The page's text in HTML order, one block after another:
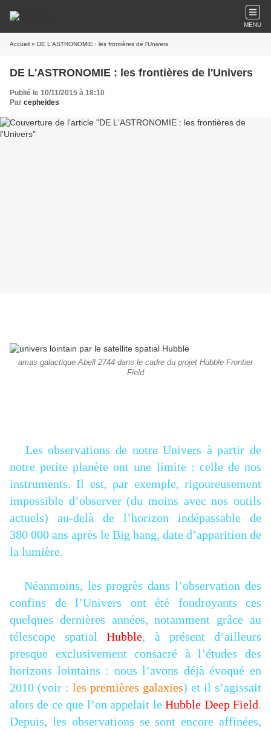
MENU
Accueil » DE L'ASTRONOMIE : les frontières de l'Univers
DE L'ASTRONOMIE : les frontières de l'Univers
Publié le 10/11/2015 à 18:10
Par cepheides
amas galactique Abell 2744 dans le cadre du projet Hubble Frontier
Field
Les observations de notre Univers à partir de
notre petite planète ont une limite : celle de nos
instruments. Il est, par exemple, rigoureusement
impossible d’observer (du moins avec nos outils
actuels) au-delà de l’horizon indépassable de
380 000 ans après le Big bang, date d’apparition de
la lumière.
Néanmoins, les progrès dans l’observation des
confins de l’Univers ont été foudroyants ces
quelques dernières années, notamment grâce au
télescope spatialHubble, à présent d’ailleurs
presque exclusivement consacré à l’études des
horizons lointains : nous l’avons déjà évoqué en
2010 (voir : les premières galaxies) et il s’agissait
alors de ce que l’on appelait leHubble Deep Field.
Depuis, les observations se sont encore affinées,